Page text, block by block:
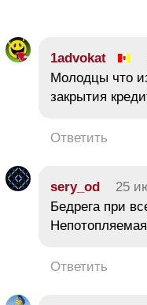
1advokat
Молодцы что
закрытия
Ответить
sery_od 25
Бедрега при
Ответить